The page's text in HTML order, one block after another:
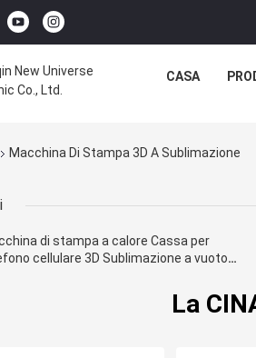
CASA
Macchina Di Stampa 3D A Sublimazione
di stampa a calore Cassa per
cellulare 3D Sublimazione a vuoto
La